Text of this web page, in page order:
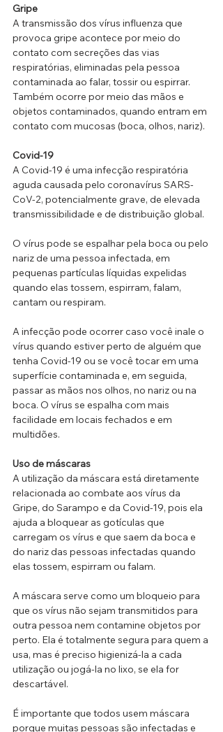
Gripe
A transmissão dos vírus influenza que
provoca gripe acontece por meio do
contato com secreções das vias
respiratórias, eliminadas pela pessoa
contaminada ao falar, tossir ou espirrar.
Também ocorre por meio das mãos e
objetos contaminados, quando entram em
contato com mucosas (boca, olhos, nariz).
Covid-19
A Covid-19 é uma infecção respiratória
aguda causada pelo coronavírus SARS-
CoV-2, potencialmente grave, de elevada
transmissibilidade e de distribuição global.
O vírus pode se espalhar pela boca ou pelo
nariz de uma pessoa infectada, em
pequenas partículas líquidas expelidas
quando elas tossem, espirram, falam,
cantam ou respiram.
A infecção pode ocorrer caso você inale o
vírus quando estiver perto de alguém que
tenha Covid-19 ou se você tocar em uma
superfície contaminada e, em seguida,
passar as mãos nos olhos, no nariz ou na
boca. O vírus se espalha com mais
facilidade em locais fechados e em
multidões.
Uso de máscaras
A utilização da máscara está diretamente
relacionada ao combate aos vírus da
Gripe, do Sarampo e da Covid-19, pois ela
ajuda a bloquear as gotículas que
carregam os vírus e que saem da boca e
do nariz das pessoas infectadas quando
elas tossem, espirram ou falam.
A máscara serve como um bloqueio para
que os vírus não sejam transmitidos para
outra pessoa nem contamine objetos por
perto. Ela é totalmente segura para quem a
usa, mas é preciso higienizá-la a cada
utilização ou jogá-la no lixo, se ela for
descartável.
É importante que todos usem máscara
porque muitas pessoas são infectadas e